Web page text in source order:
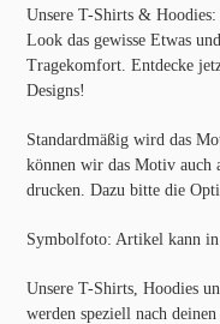
Unsere T-Shirts &
Look das gewisse Etwas
Tragekomfort. Entdecke
Designs!
Standardmäßig wird das
können wir das Motiv auch
drucken. Dazu bitte die
Symbolfoto: Artikel kann in
Unsere T-Shirts, Hoodies
werden speziell nach